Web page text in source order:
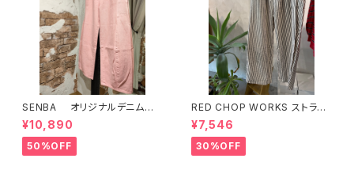
SENBA オリジナルデニム
ピンク
¥10,890
50%OFF
RED CHOP WORKS ストライ
プ柄パンツ 【36352581】
¥7,546
30%OFF